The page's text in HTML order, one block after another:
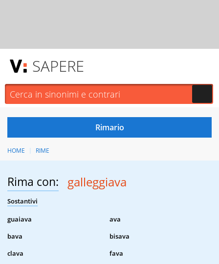
SAPERE
HOME RIME
Rima con: galleggiava
Sostantivi
guaiava
ava
bava
bisava
clava
fava